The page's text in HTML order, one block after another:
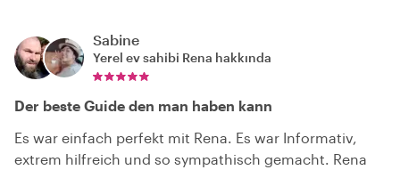
Sabine
Yerel ev sahibi Rena hakkında
Der beste Guide den man haben kann
Es war einfach perfekt mit Rena. Es war Informativ,
extrem hilfreich und so sympathisch gemacht. Rena